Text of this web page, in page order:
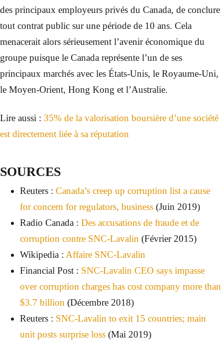
des principaux employeurs privés du Canada, de conclure
tout contrat public sur une période de 10 ans. Cela
menacerait alors sérieusement l’avenir économique du
groupe puisque le Canada représente l’un de ses
principaux marchés avec les États-Unis, le Royaume-Uni,
le Moyen-Orient, Hong Kong et l’Australie.
Lire aussi : 35% de la valorisation boursière d’une société
est directement liée à sa réputation
SOURCES
Reuters : Canada’s creep up corruption list a cause
for concern for regulators, business (Juin 2019)
Radio Canada : Des accusations de fraude et de
corruption contre SNC-Lavalin (Février 2015)
Wikipedia : Affaire SNC-Lavalin
Financial Post : SNC-Lavalin CEO says impasse
over corruption charges has cost company more than
$3.7 billion (Décembre 2018)
Reuters : SNC-Lavalin to exit 15 countries; main
unit posts surprise loss (Mai 2019)